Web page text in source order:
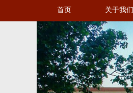
首页 关于我们